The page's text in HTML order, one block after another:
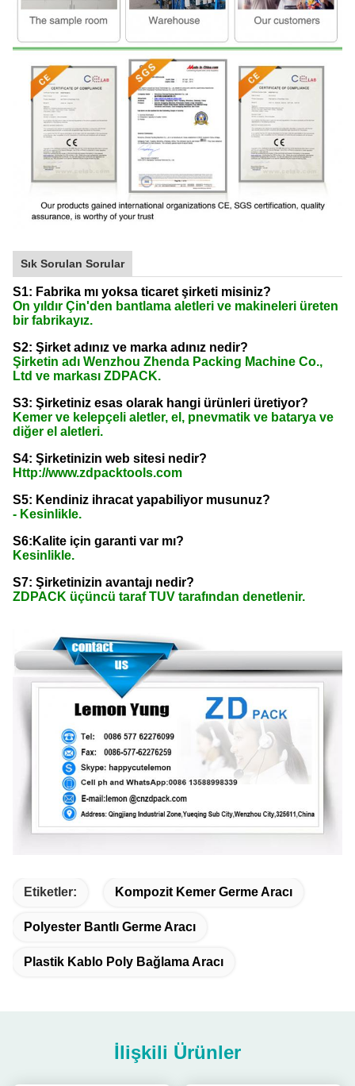
Sık Sorulan Sorular
S1: Fabrika mı yoksa ticaret şirketi misiniz?
On yıldır Çin'den bantlama aletleri ve makineleri üreten
bir fabrikayız.
S2: Şirket adınız ve marka adınız nedir?
Şirketin adı Wenzhou Zhenda Packing Machine Co.,
Ltd ve markası ZDPACK.
S3: Şirketiniz esas olarak hangi ürünleri üretiyor?
Kemer ve kelepçeli aletler, el, pnevmatik ve batarya ve
diğer el aletleri.
S4: Şirketinizin web sitesi nedir?
Http://www.zdpacktools.com
S5: Kendiniz ihracat yapabiliyor musunuz?
- Kesinlikle.
S6:Kalite için garanti var mı?
Kesinlikle.
S7: Şirketinizin avantajı nedir?
ZDPACK üçüncü taraf TUV tarafından denetlenir.
Etiketler: Kompozit Kemer Germe Aracı
Polyester Bantlı Germe Aracı
Plastik Kablo Poly Bağlama Aracı
İlişkili Ürünler